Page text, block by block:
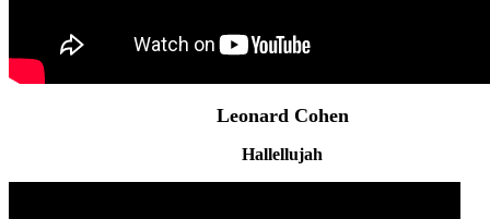
Leonard Cohen
Hallellujah